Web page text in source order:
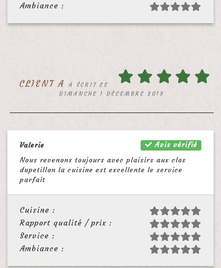
Ambiance :
CLIENT A
A ÉCRIT LE
DIMANCHE 1 DÉCEMBRE 2019
Avis vérifié
Valerie
Nous revenons toujours avec plaisirs aux clos
dupetillon la cuisine est excellente le service
parfait
Cuisine :
Rapport qualité / prix :
Service :
Ambiance :